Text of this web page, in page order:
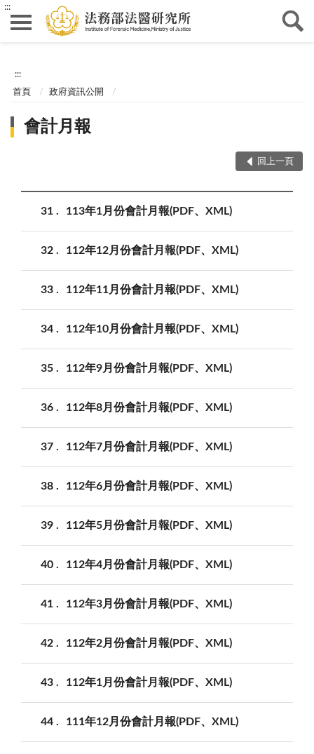
:::
:::
首頁 政府資訊公開
會計月報
回上一頁
31 113年1月份會計月報(PDF、XML)
32 112年12月份會計月報(PDF、XML)
33 112年11月份會計月報(PDF、XML)
34 112年10月份會計月報(PDF、XML)
35 112年9月份會計月報(PDF、XML)
36 112年8月份會計月報(PDF、XML)
37 112年7月份會計月報(PDF、XML)
38 112年6月份會計月報(PDF、XML)
39 112年5月份會計月報(PDF、XML)
40 112年4月份會計月報(PDF、XML)
41 112年3月份會計月報(PDF、XML)
42 112年2月份會計月報(PDF、XML)
43 112年1月份會計月報(PDF、XML)
44 111年12月份會計月報(PDF、XML)